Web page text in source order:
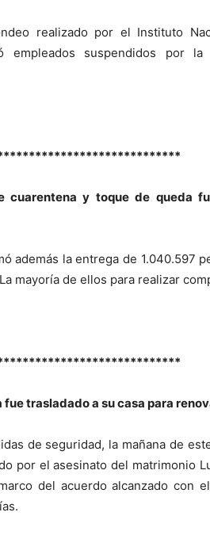
realizado por el Instituto
empleados suspendidos por
cuarentena y toque de queda
además la entrega de 1.040.597
mayoría de ellos para realizar
trasladado a su casa para
de seguridad, la mañana de
por el asesinato del matrimonio
del acuerdo alcanzado con